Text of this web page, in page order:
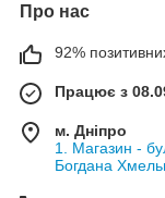
Про нас
92%
Працює з
м. Дніпро
1. Магазин -
Богдана